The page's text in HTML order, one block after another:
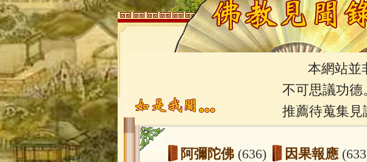
本網站並非
不可思議功德
推薦待蒐集見
阿彌陀佛 (636) 因果報應